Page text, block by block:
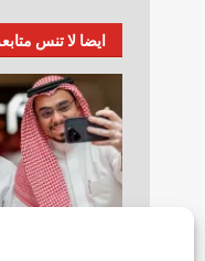
ايضا لا تنس